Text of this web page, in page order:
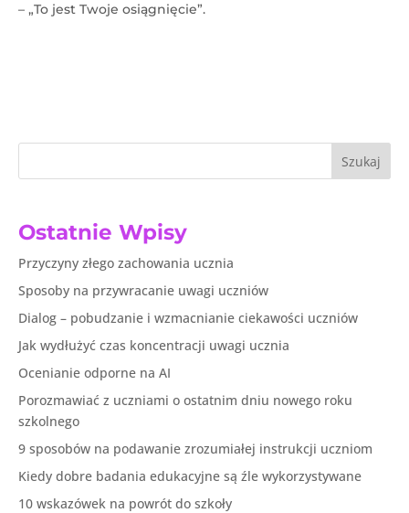
– „To jest Twoje osiągnięcie”.
Szukaj
Ostatnie Wpisy
Przyczyny złego zachowania ucznia
Sposoby na przywracanie uwagi uczniów
Dialog – pobudzanie i wzmacnianie ciekawości uczniów
Jak wydłużyć czas koncentracji uwagi ucznia
Ocenianie odporne na AI
Porozmawiać z uczniami o ostatnim dniu nowego roku
szkolnego
9 sposobów na podawanie zrozumiałej instrukcji uczniom
Kiedy dobre badania edukacyjne są źle wykorzystywane
10 wskazówek na powrót do szkoły